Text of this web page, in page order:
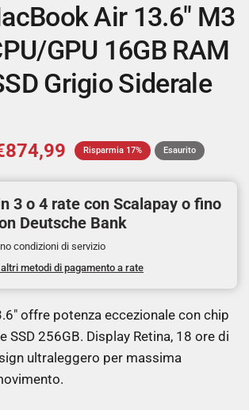
Air 13.6" M3
GPU 16GB RAM
Grigio Siderale
Risparmia 17% Esaurito
3 o 4 rate con Scalapay o fino
Deutsche Bank
condizioni di servizio
metodi di pagamento a rate
offre potenza eccezionale con chip
SSD 256GB. Display Retina, 18 ore di
ultraleggero per massima